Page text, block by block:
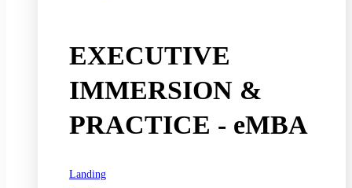
EXECUTIVE
IMMERSION &
PRACTICE - eMBA
Landing